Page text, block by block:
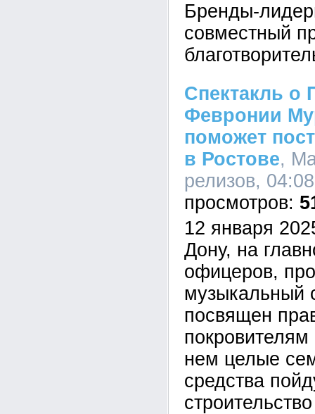
Бренды-
совместный
Спектакль о
Февронии
поможет
в Ростове,
релизов,
12 января
Дону, на
офицеров,
музыкальный
посвящен
нем целые
средства